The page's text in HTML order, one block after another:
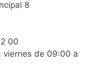
8
00
viernes de 09:00 a